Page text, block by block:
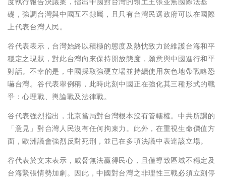
礎，強調台灣與中國互不隸屬，且只有台灣民選政府可以在國際
上代表台灣人民。
谷代表表示，台灣始終以積極的態度及熱忱致力於維護台海和平
穩定之現狀，對此台灣向來保持開放態度，願意與中國進行和平
對話。不幸的是，中國採取強硬立場並持續使用灰色地帶戰略恐
嚇台灣。谷代表舉例稱，此時此刻中國正在強化其三種形式的戰
爭：心理戰、輿論戰及法律戰。
谷代表強烈指出，北京當局對台灣根本沒有管轄權。中共所謂的
「意見」對台灣人民沒有任何拘束力。此外，在重視生命價值方
面，歐洲議會強烈反對死刑，並已在多項決議中表達該立場。
谷代表於文末表示，威脅無法贏得民心，且僅導致區域不穩定及
台海緊張情勢加劇。因此，中國對台灣之非理性三戰必須立刻停